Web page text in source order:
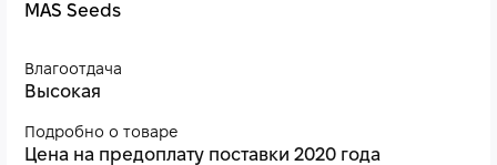
MAS Seeds
Влагоотдача
Высокая
Подробно о товаре
Цена на предоплату поставки 2020 года